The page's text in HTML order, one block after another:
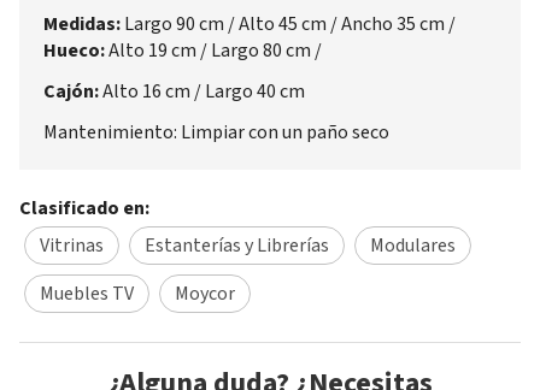
Medidas:Largo 90 cm / Alto 45 cm / Ancho 35 cm /
Hueco:Alto 19 cm / Largo 80 cm /
Cajón:Alto 16 cm / Largo 40 cm
Mantenimiento: Limpiar con un paño seco
Clasificado en:
Vitrinas
Estanterías y Librerías
Modulares
Muebles TV
Moycor